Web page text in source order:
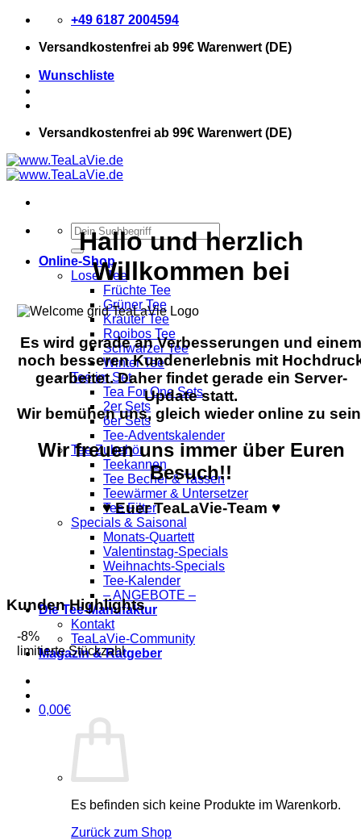
Zum
springen
+49 6187 2004594
Versandkostenfrei ab 99€ Warenwert (DE)
Wunschliste
Versandkostenfrei ab 99€ Warenwert (DE)
Suchen
nach:
Online-Shop
Loser Tee
Früchte Tee
Grüner Tee
Kräuter Tee
Rooibos Tee
Schwarzer Tee
Winter Tee
Tee im Set
Tea For One Sets
2er Sets
6er Sets
Tee-Adventskalender
Tee Zubehör
Teekannen
Tee Becher & Tassen
Teewärmer & Untersetzer
Tee Filter
Specials & Saisonal
Monats-Quartett
Valentinstag-Specials
Weihnachts-Specials
Tee-Kalender
– ANGEBOTE –
Die Tee-Manufaktur
Kontakt
TeaLaVie-Community
Magazin & Ratgeber
0,00€
Es befinden sich keine Produkte im Warenkorb.
Zurück zum Shop
Hallo und herzlich
Willkommen bei
Es wird gerade an Verbesserungen und einem
noch besseren Kundenerlebnis mit
gearbeitet. Daher findet gerade ein Server-
Update statt.
Wir bemühen uns, gleich wieder online zu
Wir freuen uns immer über Euren
Besuch!!
♥ Euer TeaLaVie-Team ♥
Kunden Highlights
-8%
limitierte Stückzahl